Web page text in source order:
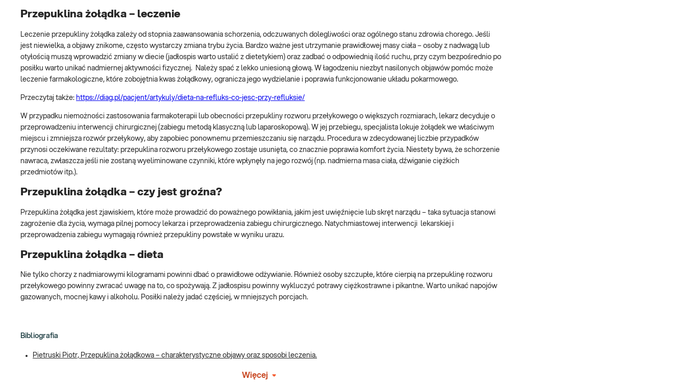
Przepuklina żołądka – leczenie
Leczenie przepukliny żołądka zależy od stopnia zaawansowania schorzenia, odczuwanych dolegliwości oraz ogólnego stanu zdrowia chorego. Jeśli
jest niewielka, a objawy znikome, często wystarczy zmiana trybu życia. Bardzo ważne jest utrzymanie prawidłowej masy ciała – osoby z nadwagą lub
otyłością muszą wprowadzić zmiany w diecie (jadłospis warto ustalić z dietetykiem) oraz zadbać o odpowiednią ilość ruchu, przy czym bezpośrednio po
posiłku warto unikać nadmiernej aktywności fizycznej. Należy spać z lekko uniesioną głową. W łagodzeniu niezbyt nasilonych objawów pomóc może
leczenie farmakologiczne, które zobojętnia kwas żołądkowy, ogranicza jego wydzielanie i poprawia funkcjonowanie układu pokarmowego.
Przeczytaj także: https://diag.pl/pacjent/artykuly/dieta-na-refluks-co-jesc-przy-refluksie/
W przypadku niemożności zastosowania farmakoterapii lub obecności przepukliny rozworu przełykowego o większych rozmiarach, lekarz decyduje o
przeprowadzeniu interwencji chirurgicznej (zabiegu metodą klasyczną lub laparoskopową). W jej przebiegu, specjalista lokuje żołądek we właściwym
miejscu i zmniejsza rozwór przełykowy, aby zapobiec ponownemu przemieszczaniu się narządu. Procedura w zdecydowanej liczbie przypadków
przynosi oczekiwane rezultaty: przepuklina rozworu przełykowego zostaje usunięta, co znacznie poprawia komfort życia. Niestety bywa, że schorzenie
nawraca, zwłaszcza jeśli nie zostaną wyeliminowane czynniki, które wpłynęły na jego rozwój (np. nadmierna masa ciała, dźwiganie ciężkich
przedmiotów itp.).
Przepuklina żołądka – czy jest groźna?
Przepuklina żołądka jest zjawiskiem, które może prowadzić do poważnego powikłania, jakim jest uwięźnięcie lub skręt narządu – taka sytuacja stanowi
zagrożenie dla życia, wymaga pilnej pomocy lekarza i przeprowadzenia zabiegu chirurgicznego. Natychmiastowej interwencji lekarskiej i
przeprowadzenia zabiegu wymagają również przepukliny powstałe w wyniku urazu.
Przepuklina żołądka – dieta
Nie tylko chorzy z nadmiarowymi kilogramami powinni dbać o prawidłowe odżywianie. Również osoby szczupłe, które cierpią na przepuklinę rozworu
przełykowego powinny zwracać uwagę na to, co spożywają. Z jadłospisu powinny wykluczyć potrawy ciężkostrawne i pikantne. Warto unikać napojów
gazowanych, mocnej kawy i alkoholu. Posiłki należy jadać częściej, w mniejszych porcjach.
Bibliografia
Pietruski Piotr, Przepuklina żołądkowa – charakterystyczne objawy oraz sposobi leczenia.
Więcej